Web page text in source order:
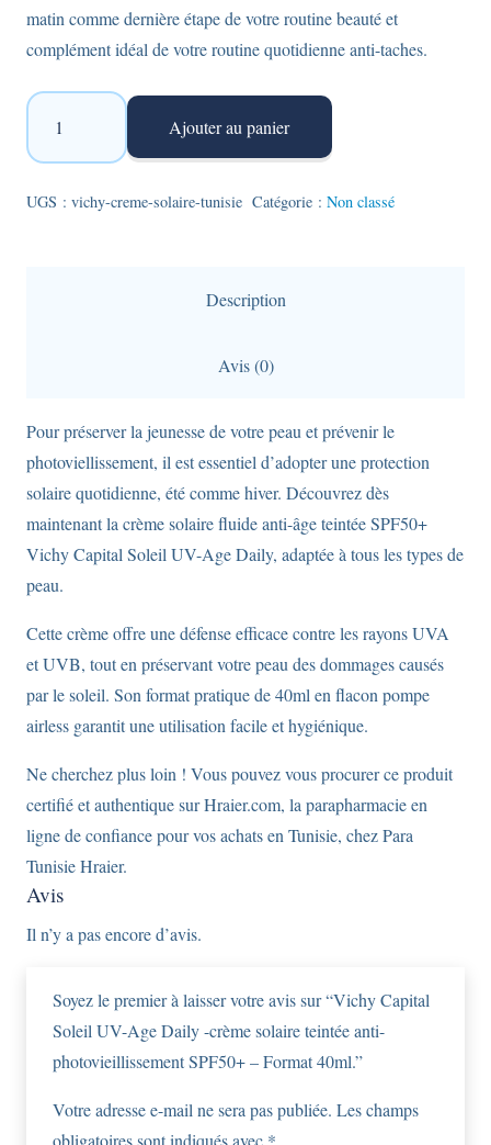
matin comme dernière étape de votre routine beauté et
complément idéal de votre routine quotidienne anti-taches.
quantité
Vichy
Capital
teintée
anti-
photovieillissement
SPF50+
Format
40ml.
Ajouter au panier
UGS : vichy-creme-solaire-tunisie Catégorie : Non classé
Description
Avis (0)
Pour préserver la jeunesse de votre peau et prévenir le
photoviellissement, il est essentiel d’adopter une protection
solaire quotidienne, été comme hiver. Découvrez dès
maintenant la crème solaire fluide anti-âge teintée SPF50+
Vichy Capital Soleil UV-Age Daily, adaptée à tous les types de
peau.
Cette crème offre une défense efficace contre les rayons UVA
et UVB, tout en préservant votre peau des dommages causés
par le soleil. Son format pratique de 40ml en flacon pompe
airless garantit une utilisation facile et hygiénique.
Ne cherchez plus loin ! Vous pouvez vous procurer ce produit
certifié et authentique sur Hraier.com, la parapharmacie en
ligne de confiance pour vos achats en Tunisie, chez Para
Tunisie Hraier.
Avis
Il n’y a pas encore d’avis.
Soyez le premier à laisser votre avis sur “Vichy Capital
Soleil UV-Age Daily -crème solaire teintée anti-
photovieillissement SPF50+ – Format 40ml.”
Votre adresse e-mail ne sera pas publiée. Les champs
obligatoires sont indiqués avec *